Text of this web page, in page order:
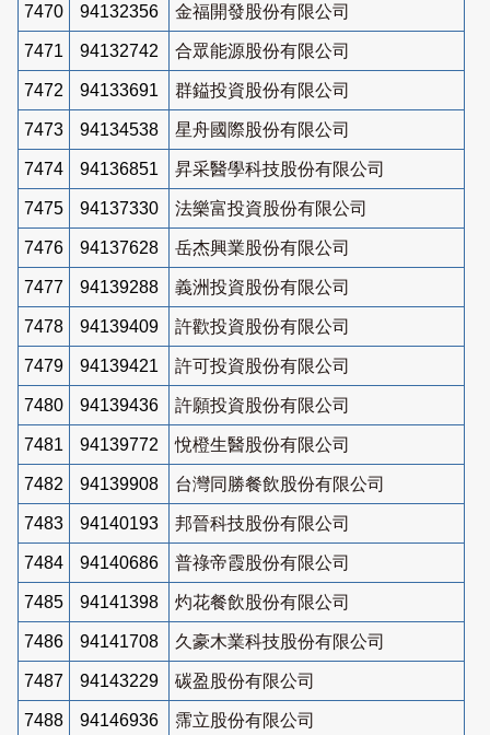
7470 94132356 金福開發股份有限公司
7471 94132742 合眾能源股份有限公司
7472 94133691 群鎰投資股份有限公司
7473 94134538 星舟國際股份有限公司
7474 94136851 昇采醫學科技股份有限公司
7475 94137330 法樂富投資股份有限公司
7476 94137628 岳杰興業股份有限公司
7477 94139288 義洲投資股份有限公司
7478 94139409 許歡投資股份有限公司
7479 94139421 許可投資股份有限公司
7480 94139436 許願投資股份有限公司
7481 94139772 悅橙生醫股份有限公司
7482 94139908 台灣同勝餐飲股份有限公司
7483 94140193 邦晉科技股份有限公司
7484 94140686 普祿帝霞股份有限公司
7485 94141398 灼花餐飲股份有限公司
7486 94141708 久豪木業科技股份有限公司
7487 94143229 碳盈股份有限公司
7488 94146936 霈立股份有限公司